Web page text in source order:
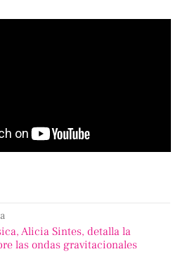
Alicia Sintes, detalla la
las ondas gravitacionales